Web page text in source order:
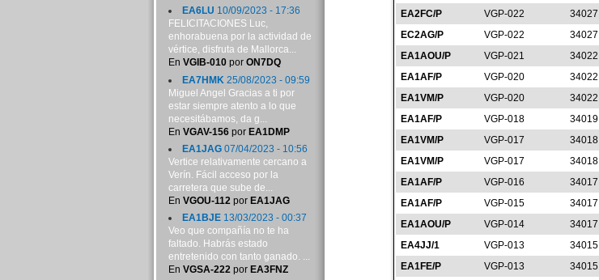
EA2FC/P
VGP-022 34027
EC2AG/P
VGP-022 34027
EA1AOU/P
VGP-021 34022
EA1AF/P
VGP-020 34022
EA1VM/P
VGP-020 34022
EA1AF/P
VGP-018 34019
EA1VM/P
VGP-017 34018
EA1VM/P
VGP-017 34018
EA1AF/P
VGP-016 34017
EA1AF/P
VGP-015 34017
EA1AOU/P
VGP-014 34017
EA4JJ/1
VGP-013 34015
EA1FE/P
VGP-013 34015
EA6LU 10/09/2023 - 17:36
FELICITACIONES Luc,
enhorabuena por la actividad de
vértice, disfruta de Mallorca...
En VGIB-010por ON7DQ
EA7HMK 25/08/2023 - 09:59
Miguel Angel Gracias a ti por
estar siempre atento a lo que
necesitábamos, da g...
En VGAV-156por EA1DMP
EA1JAG07/04/2023 - 10:56
Vertice relativamente cercano a
Verín. Fácil acceso por la
carretera que sube de...
En VGOU-112por EA1JAG
EA1BJE13/03/2023 - 00:37
Veo que compañía no te ha
faltado. Habrás estado
entretenido con tanto ganado. ...
En VGSA-222por EA3FNZ